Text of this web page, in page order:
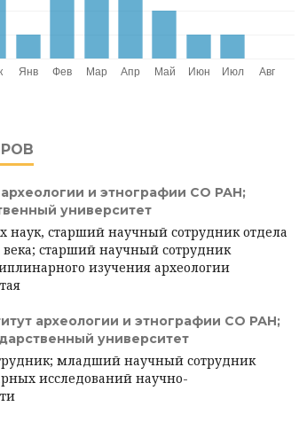
археологии и этнографии СО РАН;
университет
наук, старший научный сотрудник отдела
старший научный сотрудник
изучения археологии
археологии и этнографии СО РАН;
университет
младший научный сотрудник
исследований научно-